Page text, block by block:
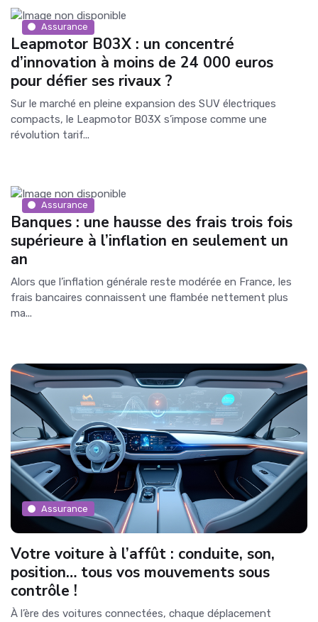
Assurance
Leapmotor B03X : un concentré
d’innovation à moins de 24 000 euros
pour défier ses rivaux ?
Sur le marché en pleine expansion des SUV électriques
compacts, le Leapmotor B03X s’impose comme une
révolution tarif...
Assurance
Banques : une hausse des frais trois fois
supérieure à l’inflation en seulement un
an
Alors que l’inflation générale reste modérée en France, les
frais bancaires connaissent une flambée nettement plus
ma...
Assurance
Votre voiture à l’affût : conduite, son,
position… tous vos mouvements sous
contrôle !
À l’ère des voitures connectées, chaque déplacement